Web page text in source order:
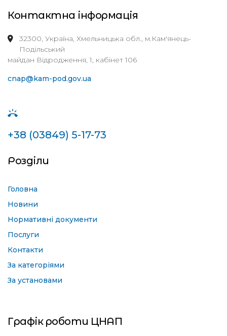
Контактна інформація
32300, Україна, Хмельницька обл., м.Кам'янець-
Подільський
майдан Відродження, 1, кабінет 106
cnap@kam-pod.gov.ua
+38 (03849) 5-17-73
Розділи
Головна
Новини
Нормативні документи
Послуги
Контакти
За категоріями
За установами
Графік роботи ЦНАП